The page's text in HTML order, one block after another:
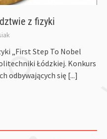
z fizyki
„First Step To Nobel
Łódzkiej. Konkurs
odbywających się [...]